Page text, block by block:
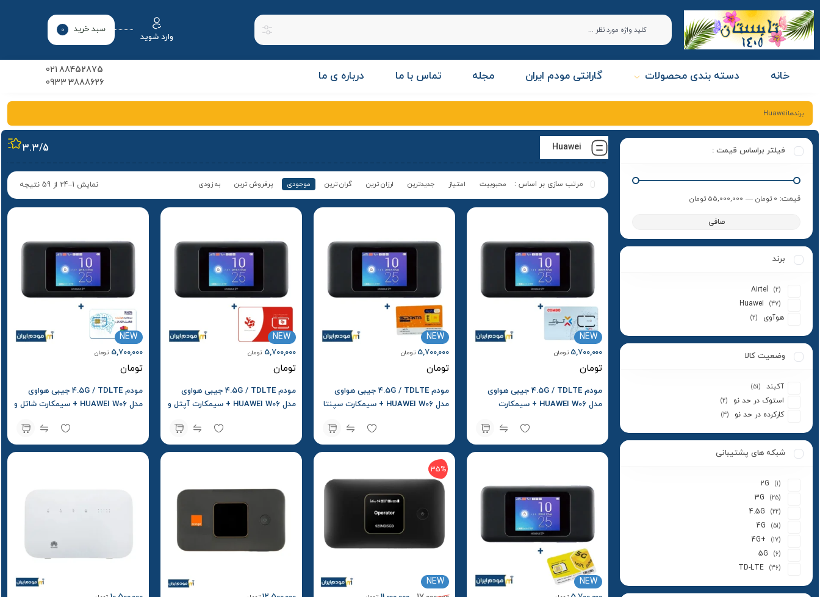
وارد شوید
سبد خرید 0
خانه دسته بندی محصولات گارانتی مودم ایران مجله تماس با ما درباره ی ما 88452875
021
3888626
0933
برندهاHuawei
Huawei
3.3/5
نمایش 1–24 از 59 نتیجه محبوبیت امتیاز جدیدترین ارزان ترین گران ترین موجودی پرفروش ترین به زودی
NEW
5,700,000 تومان
تومان
مودم 4.5G / TDLTE جیبی هواوی
مدل HUAWEI W06 + سیمکارت
NEW
5,700,000 تومان
تومان
مودم 4.5G / TDLTE جیبی هواوی
مدل HUAWEI W06 + سیمکارت سپنتا
NEW
5,700,000 تومان
تومان
مودم 4.5G / TDLTE جیبی هواوی
مدل HUAWEI W06 + سیمکارت آپتل و
NEW
5,700,000 تومان
تومان
مودم 4.5G / TDLTE جیبی هواوی
مدل HUAWEI W06 + سیمکارت شاتل و
NEW
35%
NEW
فیلتر براساس قیمت :
صافی
قيمت: 0 تومان — 55,000,000 تومان
برند
Airtel (2)
Huawei (47)
هوآوی (2)
وضعیت کالا
آکبند (51)
استوک در حد نو (2)
کارکرده در حد نو (4)
شبکه های پشتیبانی
2G (1)
3G (25)
4.5G (22)
4G (51)
4G+ (17)
5G (6)
TD-LTE (36)